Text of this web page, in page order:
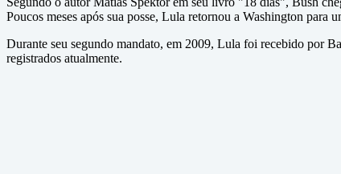
Poucos meses após sua posse, Lula retornou a Washington para
Durante seu segundo mandato, em 2009, Lula foi recebido por
registrados atualmente.